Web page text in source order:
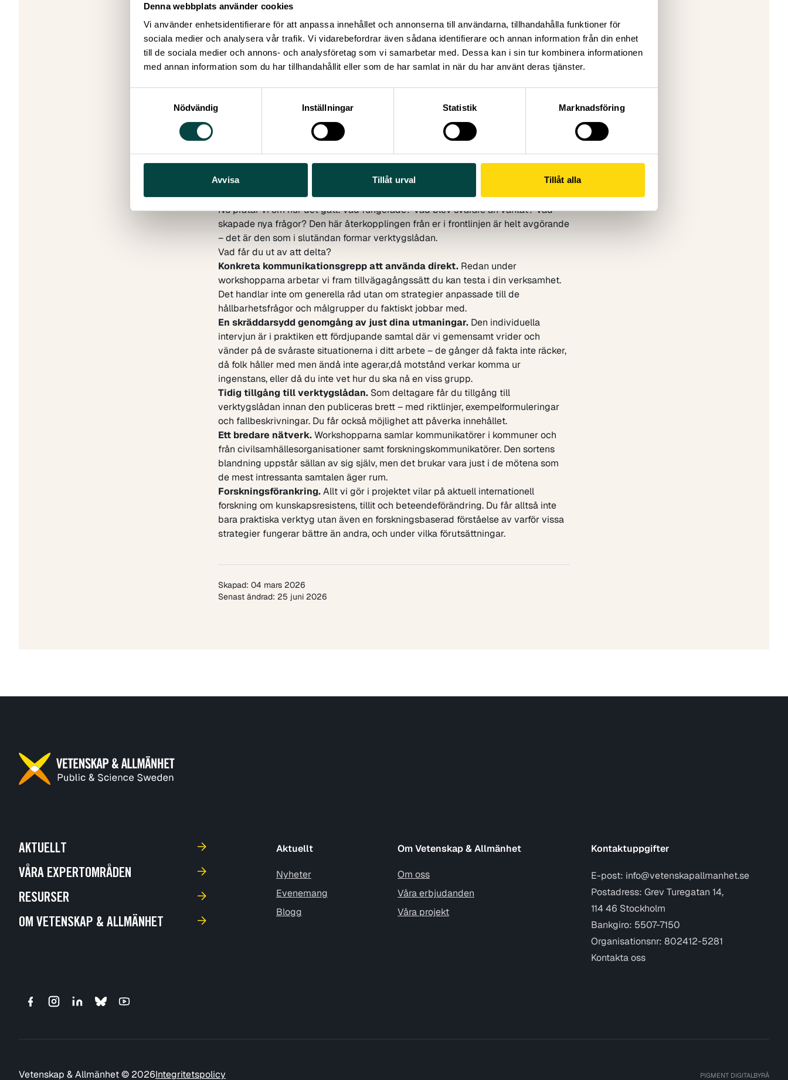
Denna webbplats använder cookies
Vi använder enhetsidentifierare för att anpassa innehållet och annonserna till användarna, tillhandahålla funktioner för
sociala medier och analysera vår trafik. Vi vidarebefordrar även sådana identifierare och annan information från din enhet
till de sociala medier och annons- och analysföretag som vi samarbetar med. Dessa kan i sin tur kombinera informationen
med annan information som du har tillhandahållit eller som de har samlat in när du har använt deras tjänster.
Nödvändig
Inställningar Statistik Marknadsföring
Avvisa Tillåt urval Tillåt alla
Den första workshoppen hålls under konferensen
under programpunktenEffektiv klimatkommunikation för beteendeförändringar kl
14:15. Det här är medskapande från första stund, inte en föreläsning med
frågestund utan ett tillfälle där era erfarenheter och idéer utgör själva
råmaterialet. Du är givetvis varmt välkommen att delta under hela dagen!
Individuell intervju 1 – digitalt (45–60 min)
Här individanpassar vi insikterna från workshopparna till just din vardag. Vilka
frågor är mest brännande i ditt sammanhang? Vilka nya grepp skulle du kunna
pröva på hemmaplan? Tanken är att du sedan faktiskt testar dessa anpassade
tillvägagångssätt i din verksamhet.
Individuell intervju 2 – digitalt (45–60 min)
Nu pratar vi om hur det gått. Vad fungerade? Vad blev svårare än väntat? Vad
skapade nya frågor? Den här återkopplingen från er i frontlinjen är helt avgörande
– det är den som i slutändan formar verktygslådan.
Vad får du ut av att delta?
Konkreta kommunikationsgrepp att använda direkt. Redan under
workshopparna arbetar vi fram tillvägagångssätt du kan testa i din verksamhet.
Det handlar inte om generella råd utan om strategier anpassade till de
hållbarhetsfrågor och målgrupper du faktiskt jobbar med.
En skräddarsydd genomgång av just dina utmaningar. Den individuella
intervjun är i praktiken ett fördjupande samtal där vi gemensamt vrider och
vänder på de svåraste situationerna i ditt arbete – de gånger då fakta inte räcker,
då folk håller med men ändå inte agerar,då motstånd verkar komma ur
ingenstans, eller då du inte vet hur du ska nå en viss grupp.
Tidig tillgång till verktygslådan. Som deltagare får du tillgång till
verktygslådan innan den publiceras brett – med riktlinjer, exempelformuleringar
och fallbeskrivningar. Du får också möjlighet att påverka innehållet.
Ett bredare nätverk.Workshopparna samlar kommunikatörer i kommuner och
från civilsamhällesorganisationer samt forskningskommunikatörer. Den sortens
blandning uppstår sällan av sig själv, men det brukar vara just i de mötena som
de mest intressanta samtalen äger rum.
Forskningsförankring.Allt vi gör i projektet vilar på aktuell internationell
forskning om kunskapsresistens, tillit och beteendeförändring. Du får alltså inte
bara praktiska verktyg utan även en forskningsbaserad förståelse av varför vissa
strategier fungerar bättre än andra, och under vilka förutsättningar.
Skapad: 04 mars 2026
Senast ändrad: 25 juni 2026
AKTUELLT
VÅRA EXPERTOMRÅDEN
RESURSER
OM VETENSKAP & ALLMÄNHET
Aktuellt
Nyheter
Evenemang
Blogg
Om Vetenskap & Allmänhet
Om oss
Våra erbjudanden
Våra projekt
Kontaktuppgifter
E-post: info@vetenskapallmanhet.se
Postadress: Grev Turegatan 14,
114 46 Stockholm
Bankgiro: 5507-7150
Organisationsnr: 802412-5281
Kontakta oss
Vetenskap & Allmänhet © 2026Integritetspolicy PIGMENT DIGITALBYRÅ